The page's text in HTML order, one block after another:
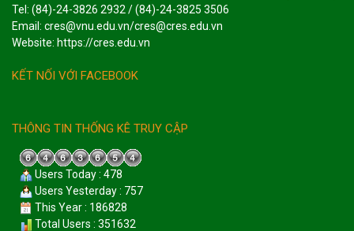
Tel: (84)-24-3826 2932 / (84)-24-3825 3506
Email: cres@vnu.edu.vn/cres@cres.edu.vn
Website: https://cres.edu.vn
KẾT NỐI VỚI FACEBOOK
THÔNG TIN THỐNG KÊ TRUY CẬP
Users Today : 478
Users Yesterday : 757
This Year : 186828
Total Users : 351632